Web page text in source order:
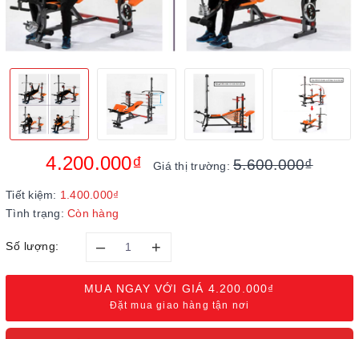
4.200.000₫ Giá thị trường:5.600.000₫
Tiết kiệm: 1.400.000₫
Tình trạng: Còn hàng
Số lượng: – +
MUA NGAY VỚI GIÁ 4.200.000₫
Đặt mua giao hàng tận nơi